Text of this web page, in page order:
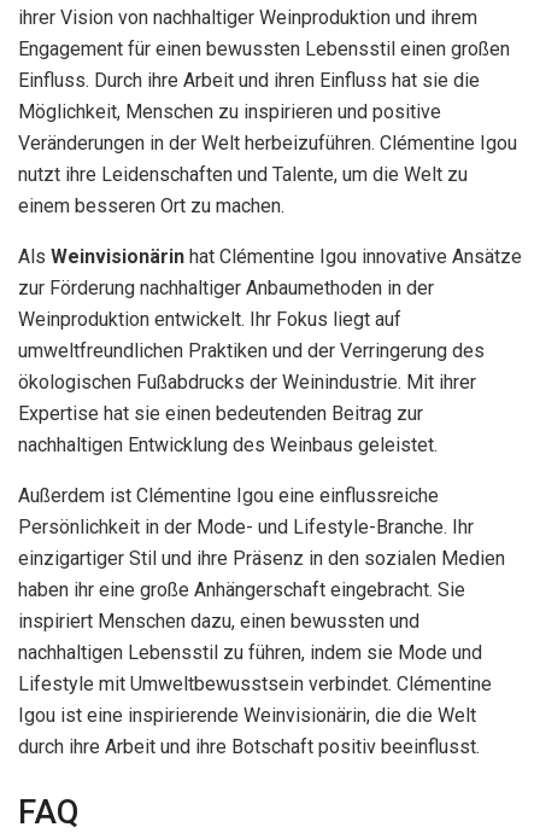
ihrer Vision von nachhaltiger Weinproduktion und ihrem
Engagement für einen bewussten Lebensstil einen großen
Einfluss. Durch ihre Arbeit und ihren Einfluss hat sie die
Möglichkeit, Menschen zu inspirieren und positive
Veränderungen in der Welt herbeizuführen. Clémentine Igou
nutzt ihre Leidenschaften und Talente, um die Welt zu
einem besseren Ort zu machen.
Als Weinvisionärin hat Clémentine Igou innovative Ansätze
zur Förderung nachhaltiger Anbaumethoden in der
Weinproduktion entwickelt. Ihr Fokus liegt auf
umweltfreundlichen Praktiken und der Verringerung des
ökologischen Fußabdrucks der Weinindustrie. Mit ihrer
Expertise hat sie einen bedeutenden Beitrag zur
nachhaltigen Entwicklung des Weinbaus geleistet.
Außerdem ist Clémentine Igou eine einflussreiche
Persönlichkeit in der Mode- und Lifestyle-Branche. Ihr
einzigartiger Stil und ihre Präsenz in den sozialen Medien
haben ihr eine große Anhängerschaft eingebracht. Sie
inspiriert Menschen dazu, einen bewussten und
nachhaltigen Lebensstil zu führen, indem sie Mode und
Lifestyle mit Umweltbewusstsein verbindet. Clémentine
Igou ist eine inspirierende Weinvisionärin, die die Welt
durch ihre Arbeit und ihre Botschaft positiv beeinflusst.
FAQ